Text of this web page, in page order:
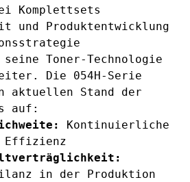
Komplettsets
und Produktentwicklung
Toner-Technologie
Die 054H-Serie
aktuellen Stand der
auf:
Kontinuierliche
Effizienz
in der Produktion